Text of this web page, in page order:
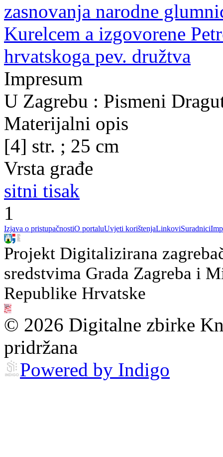
zasnovanja narodne
Kurelcem a izgovorene
hrvatskoga pev. družtva
Impresum
U Zagrebu : Pismeni
Materijalni opis
[4] str. ; 25 cm
Vrsta građe
sitni tisak
1
Izjava o pristupačnostiO portaluUvjeti korištenjaLinkoviSuradnici
Projekt Digitalizirana
sredstvima Grada Zagreba i
Republike Hrvatske
© 2026 Digitalne zbirke
pridržana
Powered by Indigo